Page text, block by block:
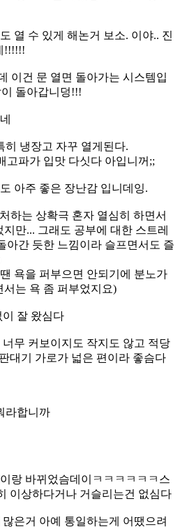
열 수 있게 해논거 보소. 이야.. 진
!!!!!!
이건 문 열면 돌아가는 시스템입
돌아갑니덩!!!
히 냉장고 자꾸 열게된다.
고파가 입맛 다싯다 아입니꺼;;
아주 좋은 장난감 입니데잉.
하는 상확극 혼자 열심히 하면서
만... 그래도 공부에 대한 스트레
아간 듯한 느낌이라 슬프면서도 즐
욕을 퍼부으면 안되기에 분노가
는 욕 좀 퍼부었지요)
잘 왔심다
무 커보이지도 작지도 않고 적당
대기 가로가 넓은 편이라 좋슴다
라합니까
랑 바뀌었슴데이ㅋㅋㅋㅋㅋㅋ스
이상하다거나 거슬리는건 없심다
은거 아예 통일하는게 어땠으려